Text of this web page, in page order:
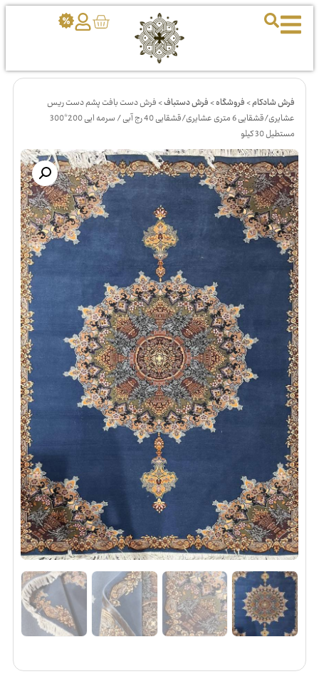
فرش شادکام>فروشگاه>فرش دستباف>فرش دست بافت پشم دست ریس
عشایری/قشقایی 6 متری عشایری/قشقایی 40 رج آبی / سرمه ایی 200*300
مستطیل 30 کیلو